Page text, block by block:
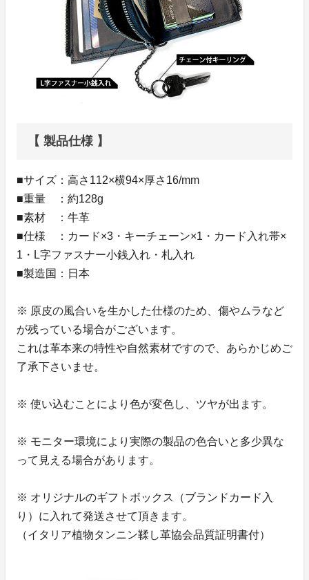
【 製品仕様 】
■サイズ：高さ112×横94×厚さ16/mm
■重量 ：約128g
■素材 ：牛革
■仕様 ：カード×3・キーチェーン×1・カード入れ帯×
1・L字ファスナー小銭入れ・札入れ
■製造国：日本
※ 原皮の風合いを生かした仕様のため、傷やムラなど
が残っている場合がございます。
これは革本来の特性や自然素材ですので、あらかじめご
了承下さいませ。
※ 使い込むことにより色が変色し、ツヤが出ます。
※ モニター環境により実際の製品の色合いと多少異な
って見える場合があります。
※ オリジナルのギフトボックス（ブランドカード入
り）に入れて発送させて頂きます。
（イタリア植物タンニン鞣し革協会品質証明書付）